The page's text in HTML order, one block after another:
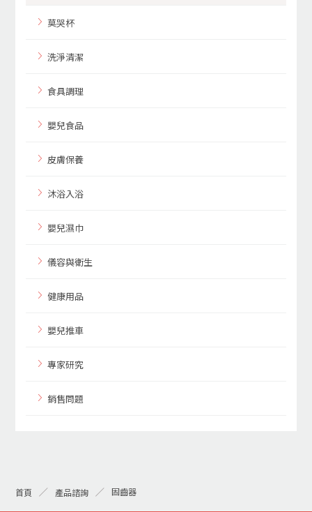
莫哭杯
洗淨清潔
食具調理
嬰兒食品
皮膚保養
沐浴入浴
嬰兒濕巾
儀容與衛生
健康用品
嬰兒推車
專家研究
銷售問題
首頁 產品諮詢 固齒器